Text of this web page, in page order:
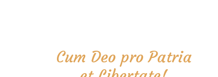
Cum Deo pro Patria